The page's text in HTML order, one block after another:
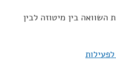
בין מיטוזה לבין